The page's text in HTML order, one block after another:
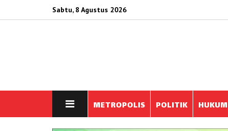
Sabtu, 8 Agustus 2026
METROPOLIS POLITIK HUKUM